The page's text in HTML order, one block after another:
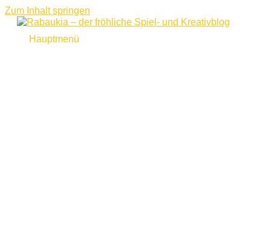
Zum Inhalt springen
Hauptmenü